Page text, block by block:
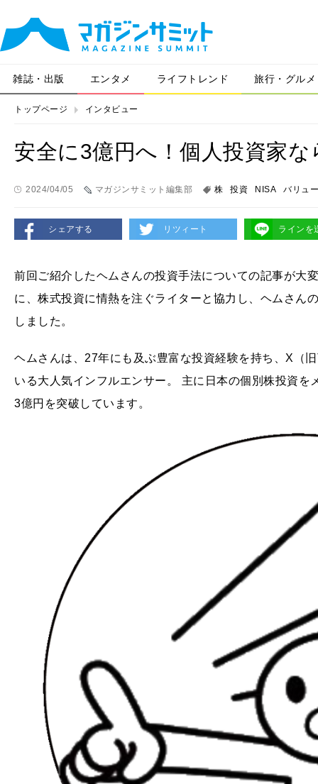
雑誌・出版 エンタメ ライフトレンド 旅行・グルメ
トップページ インタビュー
安全に3億円へ！個人投資家
2024/04/05 マガジンサミット編集部 株 投資 NISA バリュ
シェアする リツィート ラインを
前回ご紹介したヘムさんの投資手法についての記事が大
に、株式投資に情熱を注ぐライターと協力し、ヘムさん
しました。
ヘムさんは、27年にも及ぶ豊富な投資経験を持ち、X（
いる大人気インフルエンサー。 主に日本の個別株投資
3億円を突破しています。